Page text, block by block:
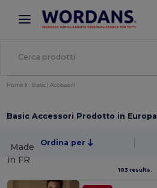
× App Wordans
Prezzi migliori sull'app!
Home Basic | Accessori
Basic Accessori Prodotto in Europa
Ordina per
103 results.
Made
in FR